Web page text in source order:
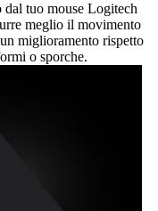
dal tuo mouse Logitech
meglio il movimento
miglioramento rispetto
o sporche.